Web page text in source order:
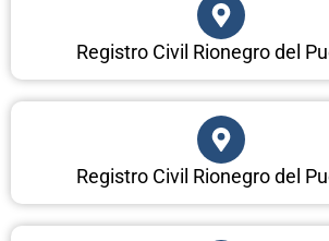
Registro Civil Rionegro del
Registro Civil Rionegro del